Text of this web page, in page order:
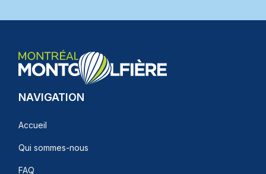
NAVIGATION
Accueil
Qui sommes-nous
FAQ